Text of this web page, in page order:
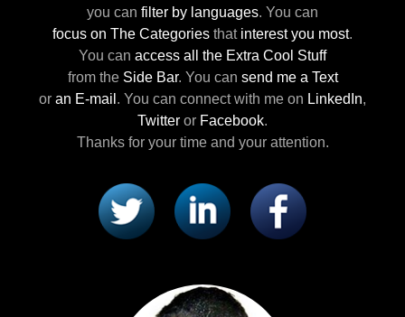
you can filter by languages. You can
focus on The Categories that interest you most.
You can access all the Extra Cool Stuff
from the Side Bar. You can send me a Text
or an E-mail . You can connect with me on LinkedIn,
Twitter or Facebook.
Thanks for your time and your attention.